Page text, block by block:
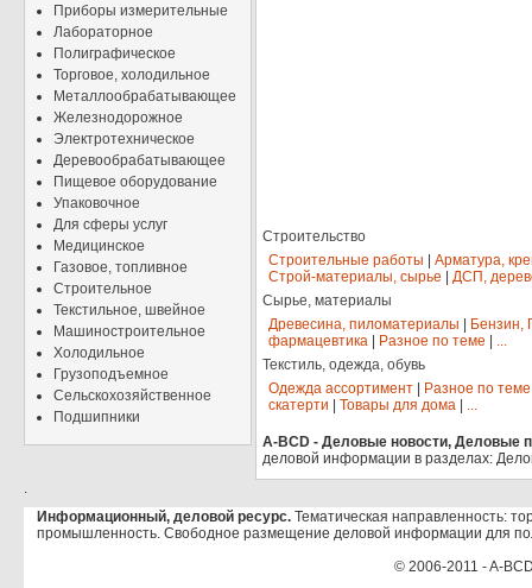
Приборы измерительные
Лабораторное
Полиграфическое
Торговое, холодильное
Металлообрабатывающее
Железнодорожное
Электротехническое
Деревообрабатывающее
Пищевое оборудование
Упаковочное
Для сферы услуг
Медицинское
Газовое, топливное
Строительное
Текстильное, швейное
Машиностроительное
Холодильное
Грузоподъемное
Сельскохозяйственное
Подшипники
Строительство
Строительные работы
Арматура,
Строй-материалы, сырье
ДСП,
Сырье, материалы
Древесина, пиломатериалы
Бензин,
фармацевтика
Разное по теме
...
Текстиль, одежда, обувь
Одежда ассортимент
Разное по теме
скатерти
Товары для дома ...
A-BCD - Деловые новости, Деловые
деловой информации в разделах:
.
Информационный, деловой ресурс. Тематическая направленность:
промышленность. Свободное размещение деловой информации для
© 2006-2011 - A-